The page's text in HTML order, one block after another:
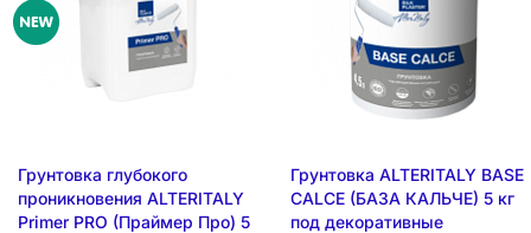
Грунтовка глубокого
проникновения ALTERITALY
Primer PRO (Праймер Про) 5
Грунтовка ALTERITALY BASE
CALCE (БАЗА КАЛЬЧЕ) 5 кг
под декоративные